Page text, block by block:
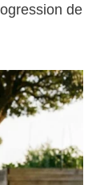
de